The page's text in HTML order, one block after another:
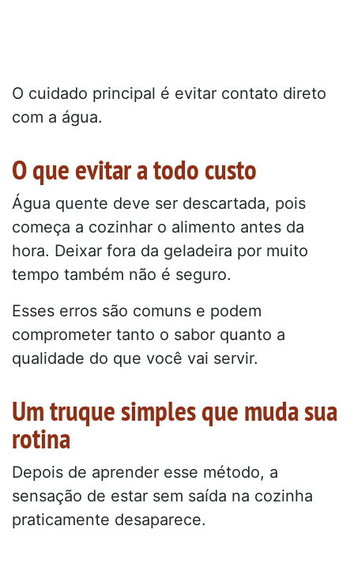
O cuidado principal é evitar contato direto
com a água.
O que evitar a todo custo
Água quente deve ser descartada, pois
começa a cozinhar o alimento antes da
hora. Deixar fora da geladeira por muito
tempo também não é seguro.
Esses erros são comuns e podem
comprometer tanto o sabor quanto a
qualidade do que você vai servir.
Um truque simples que muda sua
rotina
Depois de aprender esse método, a
sensação de estar sem saída na cozinha
praticamente desaparece.